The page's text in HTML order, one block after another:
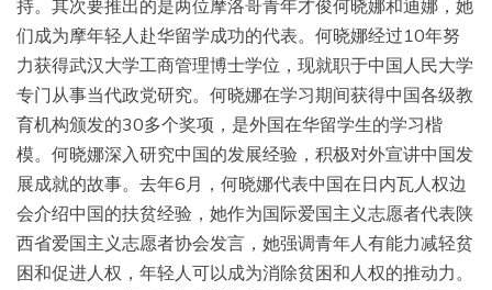
持。其次要推出的是两位摩洛哥青年才俊何晓娜和迪娜，她
们成为摩年轻人赴华留学成功的代表。何晓娜经过10年努
力获得武汉大学工商管理博士学位，现就职于中国人民大学
专门从事当代政党研究。何晓娜在学习期间获得中国各级教
育机构颁发的30多个奖项，是外国在华留学生的学习楷
模。何晓娜深入研究中国的发展经验，积极对外宣讲中国发
展成就的故事。去年6月，何晓娜代表中国在日内瓦人权边
会介绍中国的扶贫经验，她作为国际爱国主义志愿者代表陕
西省爱国主义志愿者协会发言，她强调青年人有能力减轻贫
困和促进人权，年轻人可以成为消除贫困和人权的推动力。